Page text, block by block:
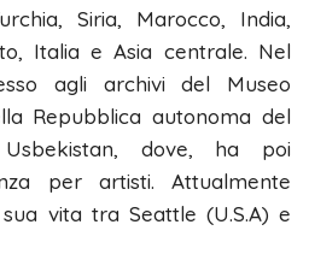
Siria, Marocco, India,
Italia e Asia centrale. Nel
agli archivi del Museo
Repubblica autonoma del
dove, ha poi
per artisti. Attualmente
vita tra Seattle (U.S.A) e